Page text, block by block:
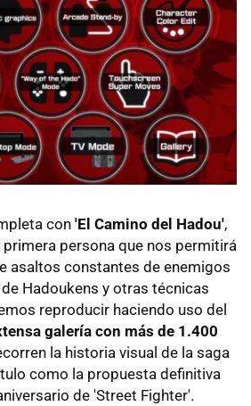
con'El Camino del Hadou',
persona que nos permitirá
asaltos constantes de enemigos
Hadoukens y otras técnicas
reproducir haciendo uso del
galería con más de 1.400
la historia visual de la saga
como la propuesta definitiva
de 'Street Fighter'.